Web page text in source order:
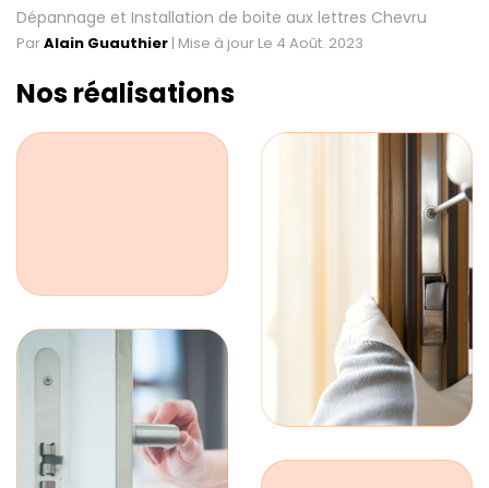
Dépannage et Installation de boite aux lettres Chevru
ParAlain Guauthier | Mise à jour Le 4 Août. 2023
Nos réalisations